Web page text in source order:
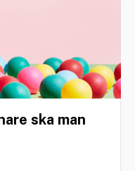
ska man